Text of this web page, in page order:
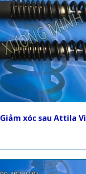
Giảm xóc sau Attila Vi